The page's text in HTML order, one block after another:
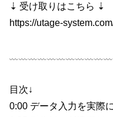
⇣ 受け取りはこちら ⇣
https://utage-
目次↓
0:00 データ入力を実際